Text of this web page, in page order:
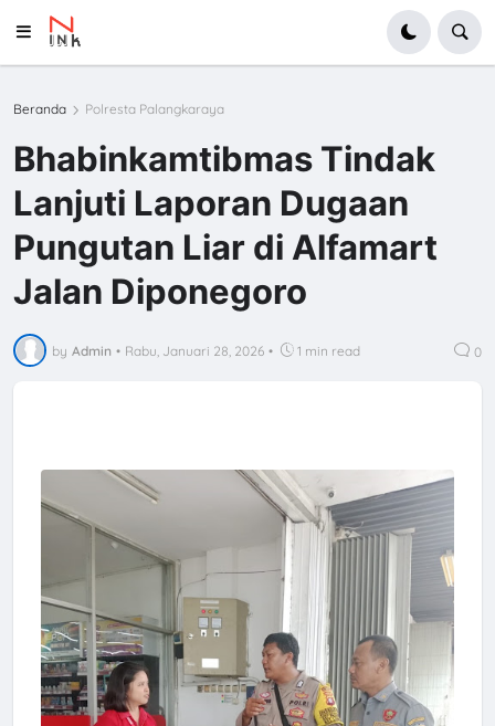
Beranda Polresta Palangkaraya
Bhabinkamtibmas Tindak
Lanjuti Laporan Dugaan
Pungutan Liar di Alfamart
Jalan Diponegoro
by Admin • Rabu, Januari 28, 2026 • 1 min read 0